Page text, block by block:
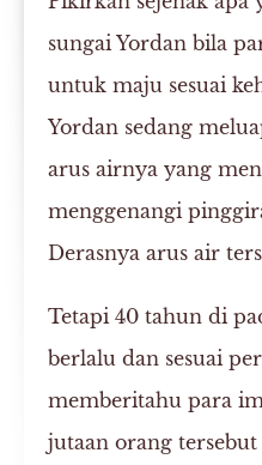
sungai Yordan bila
untuk maju sesuai
Yordan sedang
arus airnya yang
menggenangi
Derasnya arus air
Tetapi 40 tahun di
berlalu dan sesuai
memberitahu para
jutaan orang